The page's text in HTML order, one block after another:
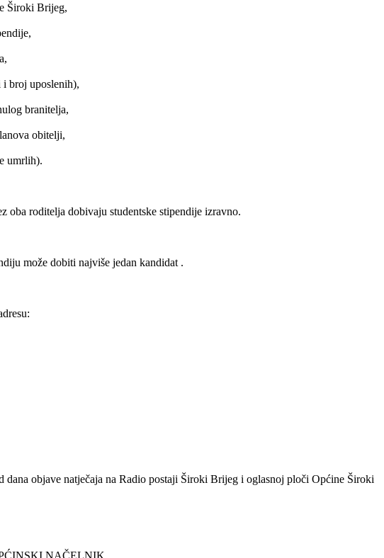
Široki Brijeg,
broj uposlenih),
branitelja,
obitelji,
umrlih).
oba roditelja dobivaju studentske stipendije izravno.
može dobiti najviše jedan kandidat .
objave natječaja na Radio postaji Široki Brijeg i oglasnoj ploči Općine Široki